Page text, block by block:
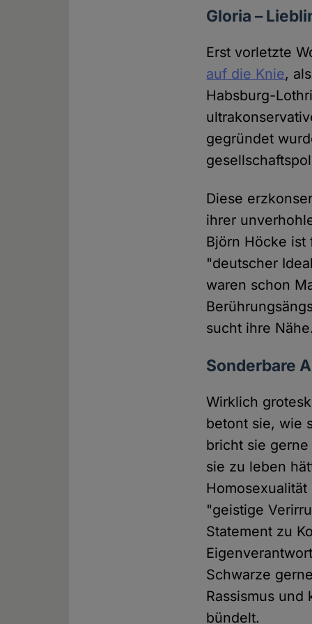
Gloria –
Erst vorletzte
auf die Knie,
Habsburg-
gegründet
Diese
ihrer
Björn Höcke
"deutscher
waren schon
sucht ihre Nähe.
Sonderbare
Wirklich
betont sie, wie
bricht sie
sie zu leben
"geistige
Statement zu
Schwarze
Rassismus
bündelt.